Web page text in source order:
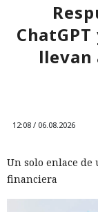
llevan
12:08 / 06.08.2026
Un solo enlace de
financiera